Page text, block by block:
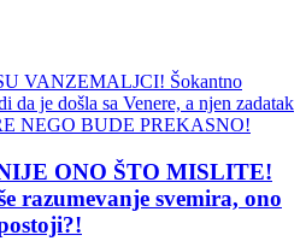
ONO ŠTO MISLITE!
razumevanje svemira, ono